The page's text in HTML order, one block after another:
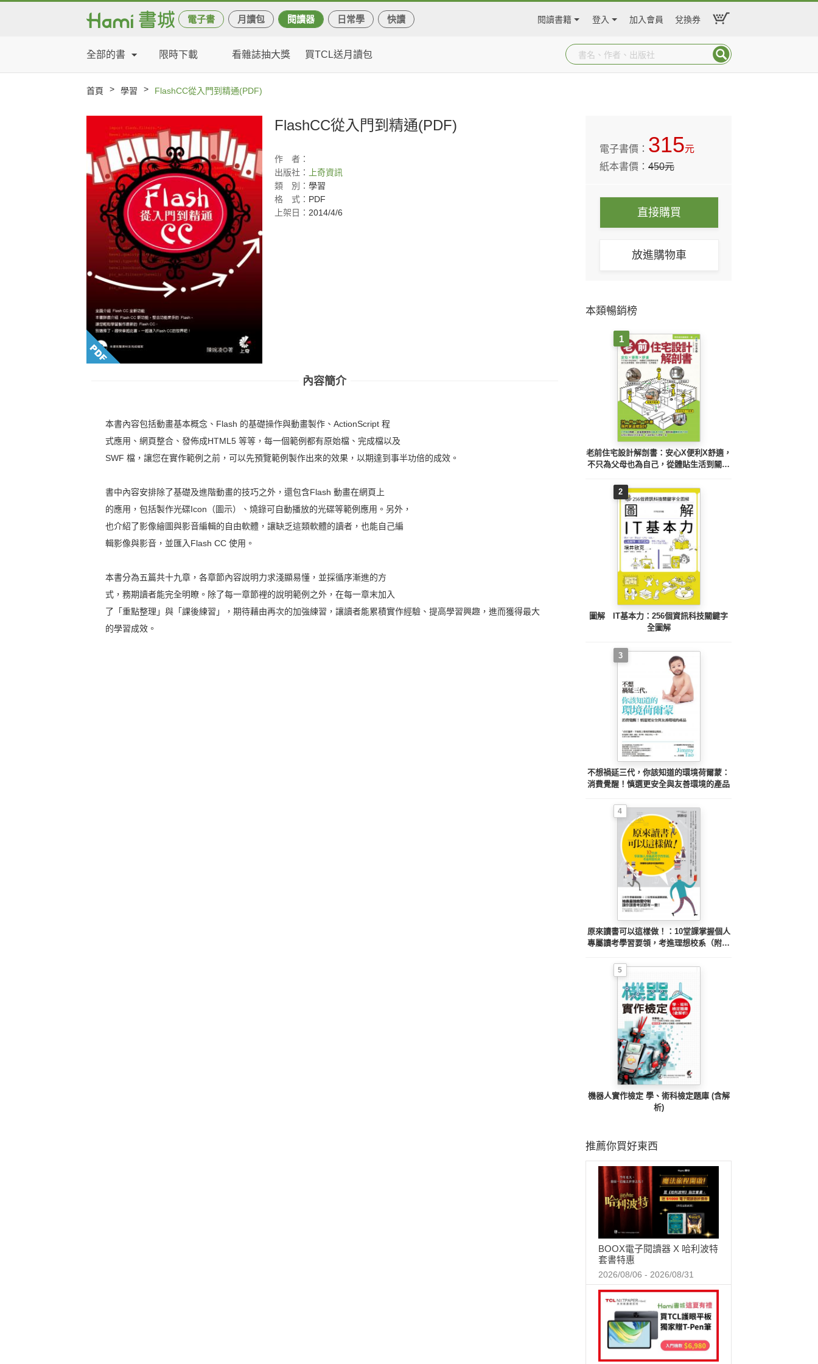
電子書 月讀包 閱讀器 日常學 快讀 閱讀書籍 登入 加入會員 兌換券
全部的書 限時下載 看雜誌抽大獎 買TCL送月讀包
首頁 > 學習 > FlashCC從入門到精通(PDF)
FlashCC從入門到精通(PDF)
作
者：
出版社：
上奇資訊
類
別： 學習
格
式： PDF
上架日： 2014/4/6
內容簡介
本書內容包括動畫基本概念、Flash 的基礎操作與動畫製作、ActionScript 程
式應用、網頁整合、發佈成HTML5 等等，每一個範例都有原始檔、完成檔以及
SWF 檔，讓您在實作範例之前，可以先預覽範例製作出來的效果，以期達到事半功倍的成效。
書中內容安排除了基礎及進階動畫的技巧之外，還包含Flash 動畫在網頁上
的應用，包括製作光碟Icon（圖示）、燒錄可自動播放的光碟等範例應用。另外，
也介紹了影像繪圖與影音編輯的自由軟體，讓缺乏這類軟體的讀者，也能自己編
輯影像與影音，並匯入Flash CC 使用。
本書分為五篇共十九章，各章節內容說明力求淺顯易懂，並採循序漸進的方
式，務期讀者能完全明瞭。除了每一章節裡的說明範例之外，在每一章末加入
了「重點整理」與「課後練習」，期待藉由再次的加強練習，讓讀者能累積實作經驗、提高學習興趣，進而獲得最大
的學習成效。
電子書價： 315元
紙本書價：450元
直接購買
放進購物車
本類暢銷榜
1
老前住宅設計解剖書：安心X便利X舒適，
不只為父母也為自己，從體貼生活到關照
住得優雅！
2
圖解 IT基本力：256個資訊科技關鍵字
全圖解
3
不想禍延三代，你該知道的環境荷爾蒙：
消費覺醒！慎選更安全與友善環境的產品
4
原來讀書可以這樣做！：10堂課掌握個人
專屬讀考學習要領，考進理想校系（附補
5
機器人實作檢定 學、術科檢定題庫 (含解
析)
推薦你買好東西
BOOX電子閱讀器 X 哈利波特
套書特惠
2026/08/06 - 2026/08/31